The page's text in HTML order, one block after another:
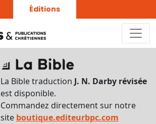
Éditions
La Bible traduction J. N. Darby révisée
est disponible.
Commandez directement sur notre
site boutique.editeurbpc.com